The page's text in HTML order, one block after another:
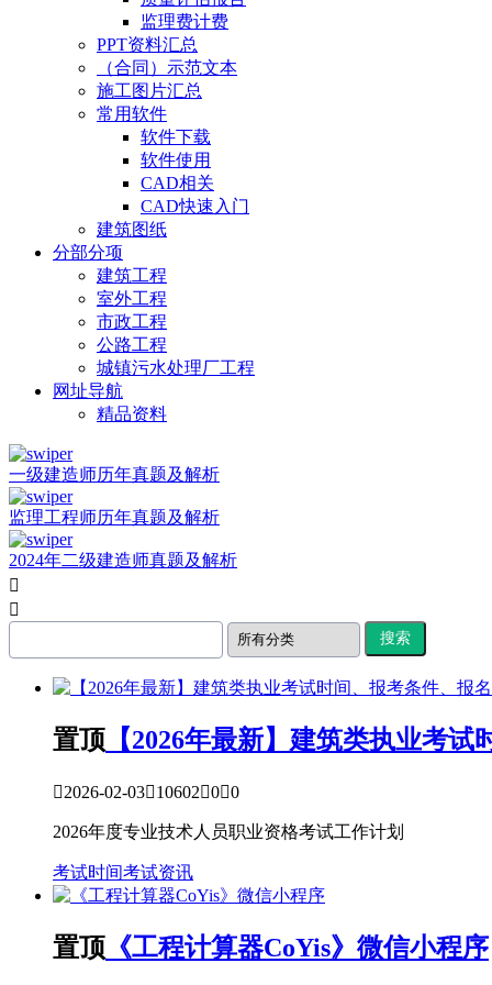
监理费计费
PPT资料汇总
（合同）示范文本
施工图片汇总
常用软件
软件下载
软件使用
CAD相关
CAD快速入门
建筑图纸
分部分项
建筑工程
室外工程
市政工程
公路工程
城镇污水处理厂工程
网址导航
精品资料
一级建造师历年真题及解析
监理工程师历年真题及解析
2024年二级建造师真题及解析


Search
置顶 【2026年最新】建筑类执业考
2026-02-031060200
2026年度专业技术人员职业资格考试工作计划
考试时间考试资讯
置顶 《工程计算器CoYis》微信小程序